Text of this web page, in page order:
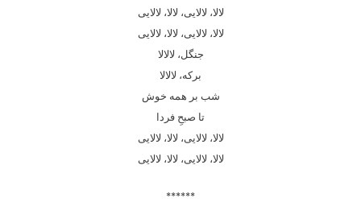
لالا،‌ لالایی، لالا، لالایی
لالا،‌ لالایی، لالا، لالایی
جنگل، لالالا
برکه، لالالا
شب بر همه خوش
تا صبحِ فردا
لالا،‌ لالایی، لالا، لالایی
لالا،‌ لالایی، لالا، لالایی
******